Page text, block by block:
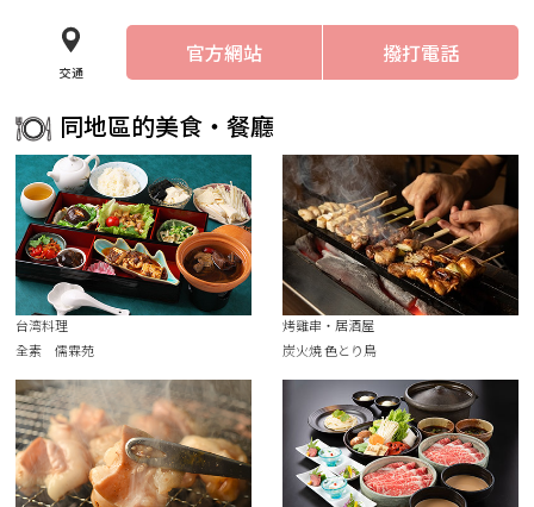
交通
官方網站 撥打電話
同地區的美食・餐廳
台湾料理
全素 儒霖苑
烤雞串・居酒屋
炭火焼 色とり鳥